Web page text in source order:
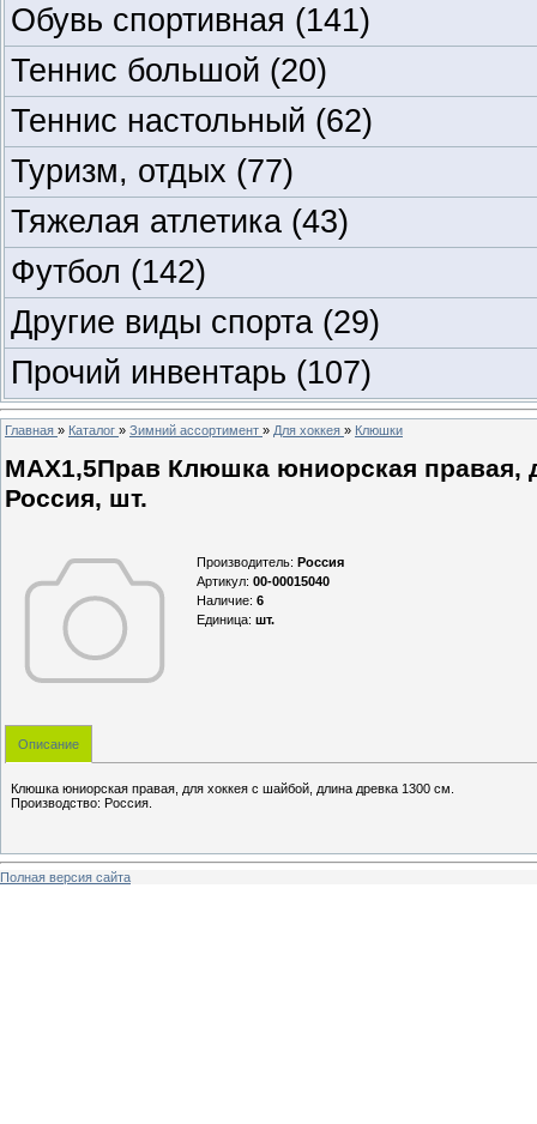
Обувь спортивная (141)
Теннис большой (20)
Теннис настольный (62)
Туризм, отдых (77)
Тяжелая атлетика (43)
Футбол (142)
Другие виды спорта (29)
Прочий инвентарь (107)
Главная » Каталог » Зимний ассортимент » Для хоккея » Клюшки
МАХ1,5Прав Клюшка юниорская правая,
Россия, шт.
Производитель: Россия
Артикул: 00-00015040
Наличие: 6
Единица: шт.
Описание
Клюшка юниорская правая, для хоккея с шайбой, длина древка 1300 см.
Производство: Россия.
Полная версия сайта